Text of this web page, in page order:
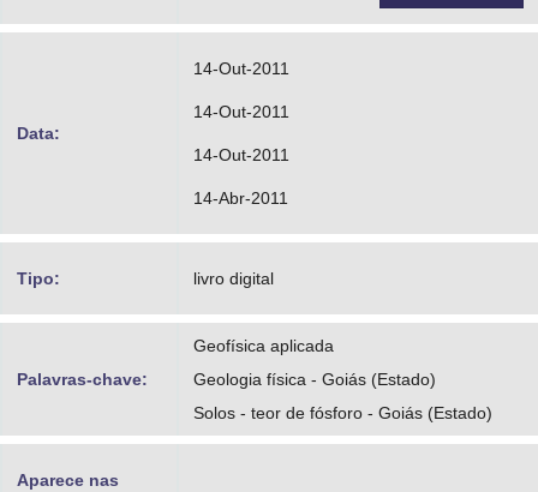
Data:
14-Out-2011
14-Out-2011
14-Out-2011
14-Abr-2011
Tipo: livro digital
Palavras-chave:
Geofísica aplicada
Geologia física - Goiás (Estado)
Solos - teor de fósforo - Goiás (Estado)
Aparece nas